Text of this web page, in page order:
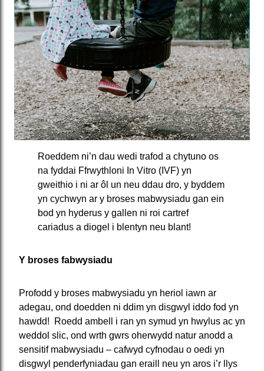
Roeddem ni’n dau wedi trafod a chytuno os
na fyddai Ffrwythloni In Vitro (IVF) yn
gweithio i ni ar ôl un neu ddau dro, y byddem
yn cychwyn ar y broses mabwysiadu gan ein
bod yn hyderus y gallen ni roi cartref
cariadus a diogel i blentyn neu blant!
Y broses fabwysiadu
Profodd y broses mabwysiadu yn heriol iawn ar
adegau, ond doedden ni ddim yn disgwyl iddo fod yn
hawdd! Roedd ambell i ran yn symud yn hwylus ac yn
weddol slic, ond wrth gwrs oherwydd natur anodd a
sensitif mabwysiadu – cafwyd cyfnodau o oedi yn
disgwyl penderfyniadau gan eraill neu yn aros i’r llys